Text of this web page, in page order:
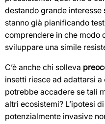
destando grande interesse
stanno già pianificando
comprendere in che modo
sviluppare una simile
C’è anche chi solleva
insetti riesce ad adattarsi
potrebbe accadere se tali
altri ecosistemi? L’ipotesi
potenzialmente invasive